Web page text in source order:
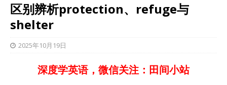
区别辨析protection、refuge与
shelter
2025年10月19日
深度学英语，微信关注：田间小站